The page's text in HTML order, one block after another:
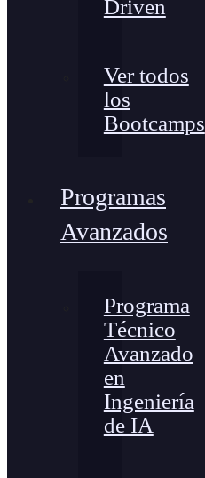
Driven
Ver todos
los
Bootcamps
Programas
Avanzados
Programa
Técnico
Avanzado
en
Ingeniería
de IA